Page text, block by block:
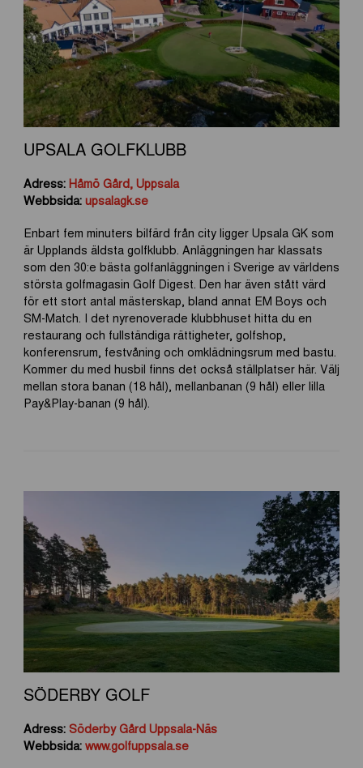
UPSALA GOLFKLUBB
Adress:Håmö Gård, Uppsala
Webbsida:upsalagk.se
Enbart fem minuters bilfärd från city ligger Upsala GK som
är Upplands äldsta golfklubb. Anläggningen har klassats
som den 30:e bästa golfanläggningen i Sverige av världens
största golfmagasin Golf Digest. Den har även stått värd
för ett stort antal mästerskap, bland annat EM Boys och
SM-Match. I det nyrenoverade klubbhuset hitta du en
restaurang och fullständiga rättigheter, golfshop,
konferensrum, festvåning och omklädningsrum med bastu.
Kommer du med husbil finns det också ställplatser här. Välj
mellan stora banan (18 hål), mellanbanan (9 hål) eller lilla
Pay&Play-banan (9 hål).
SÖDERBY GOLF
Adress:Söderby Gård Uppsala-Näs
Webbsida:www.golfuppsala.se